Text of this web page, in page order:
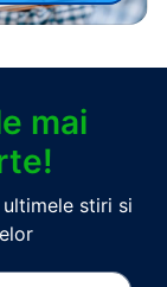
mai
stiri si